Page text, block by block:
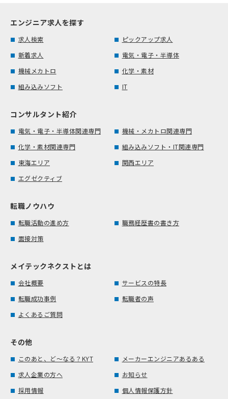
エンジニア求人を探す
求人検索
ピックアップ求人
新着求人
電気・電子・半導体
機械メカトロ
化学・素材
組み込みソフト
IT
コンサルタント紹介
電気・電子・半導体関連専門
機械・メカトロ関連専門
化学・素材関連専門
組み込みソフト・IT関連専門
東海エリア
関西エリア
エグゼクティブ
転職ノウハウ
転職活動の進め方
職務経歴書の書き方
面接対策
メイテックネクストとは
会社概要
サービスの特長
転職成功事例
転職者の声
よくあるご質問
その他
このあと、ど～なる？KYT
メーカーエンジニアあるある
求人企業の方へ
お知らせ
採用情報
個人情報保護方針